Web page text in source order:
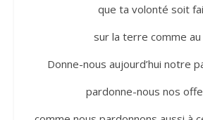
que ta volonté soit
sur la terre comme au
Donne-nous aujourd’hui notre
pardonne-nous nos